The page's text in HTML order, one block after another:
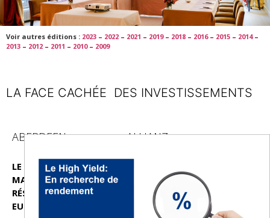
Voir autres éditions : 2023 – 2022 – 2021 – 2019– 2018 – 2016– 2015 – 2014–
2013 – 2012 – 2011 – 2010– 2009
LA FACE CACHÉE DES INVESTISSEMENTS
ABERDEEN
LE
MARCHÉ
RÉSIDENTIEL
EUROPÉEN
ALLIANZ